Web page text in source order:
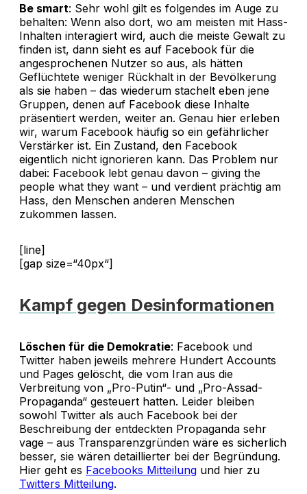
Be smart: Sehr wohl gilt es folgendes im Auge zu
behalten: Wenn also dort, wo am meisten mit Hass-
Inhalten interagiert wird, auch die meiste Gewalt zu
finden ist, dann sieht es auf Facebook für die
angesprochenen Nutzer so aus, als hätten
Geflüchtete weniger Rückhalt in der Bevölkerung
als sie haben – das wiederum stachelt eben jene
Gruppen, denen auf Facebook diese Inhalte
präsentiert werden, weiter an. Genau hier erleben
wir, warum Facebook häufig so ein gefährlicher
Verstärker ist. Ein Zustand, den Facebook
eigentlich nicht ignorieren kann. Das Problem nur
dabei: Facebook lebt genau davon – giving the
people what they want – und verdient prächtig am
Hass, den Menschen anderen Menschen
zukommen lassen.
[line]
[gap size=“40px“]
Kampf gegen Desinformationen
Löschen für die Demokratie: Facebook und
Twitter haben jeweils mehrere Hundert Accounts
und Pages gelöscht, die vom Iran aus die
Verbreitung von „Pro-Putin“- und „Pro-Assad-
Propaganda“ gesteuert hatten. Leider bleiben
sowohl Twitter als auch Facebook bei der
Beschreibung der entdeckten Propaganda sehr
vage – aus Transparenzgründen wäre es sicherlich
besser, sie wären detaillierter bei der Begründung.
Hier geht es Facebooks Mitteilung und hier zu
Twitters Mitteilung.